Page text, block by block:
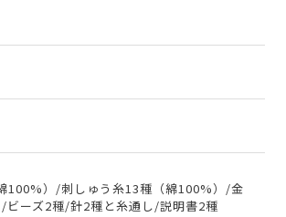
100%）/刺しゅう糸13種（綿100%）/金
ビーズ2種/針2種と糸通し/説明書2種